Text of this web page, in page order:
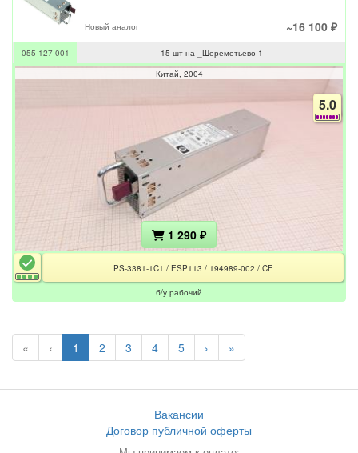
Новый аналог ~16 100 ₽
055-127-001
15 шт на _Шереметьево-1
Китай 2004
5.0
1 290 ₽
PS-3381-1C1 / ESP113 / 194989-002 / CE
б/у рабочий
« ‹ 1 2 3 4 5 › »
Вакансии
Договор публичной оферты